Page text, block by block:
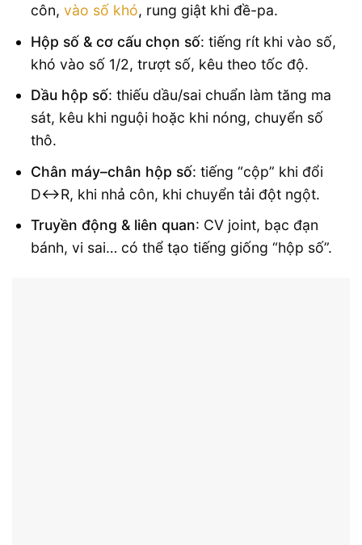
côn, vào số khó, rung giật khi đề-pa.
Hộp số & cơ cấu chọn số: tiếng rít khi vào số,
khó vào số 1/2, trượt số, kêu theo tốc độ.
Dầu hộp số: thiếu dầu/sai chuẩn làm tăng ma
sát, kêu khi nguội hoặc khi nóng, chuyển số
thô.
Chân máy–chân hộp số: tiếng “cộp” khi đổi
D↔R, khi nhả côn, khi chuyển tải đột ngột.
Truyền động & liên quan: CV joint, bạc đạn
bánh, vi sai… có thể tạo tiếng giống “hộp số”.